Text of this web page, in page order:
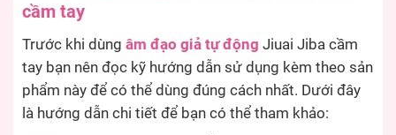
cầm tay
Trước khi dùng âm đạo giả tự động Jiuai Jiba cầm
tay bạn nên đọc kỹ hướng dẫn sử dụng kèm theo sản
phẩm này để có thể dùng đúng cách nhất. Dưới đây
là hướng dẫn chi tiết để bạn có thể tham khảo: